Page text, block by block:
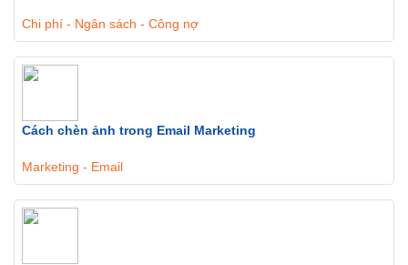
Chi phí - Ngân sách - Công nợ
Cách chèn ảnh trong Email Marketing
Marketing - Email